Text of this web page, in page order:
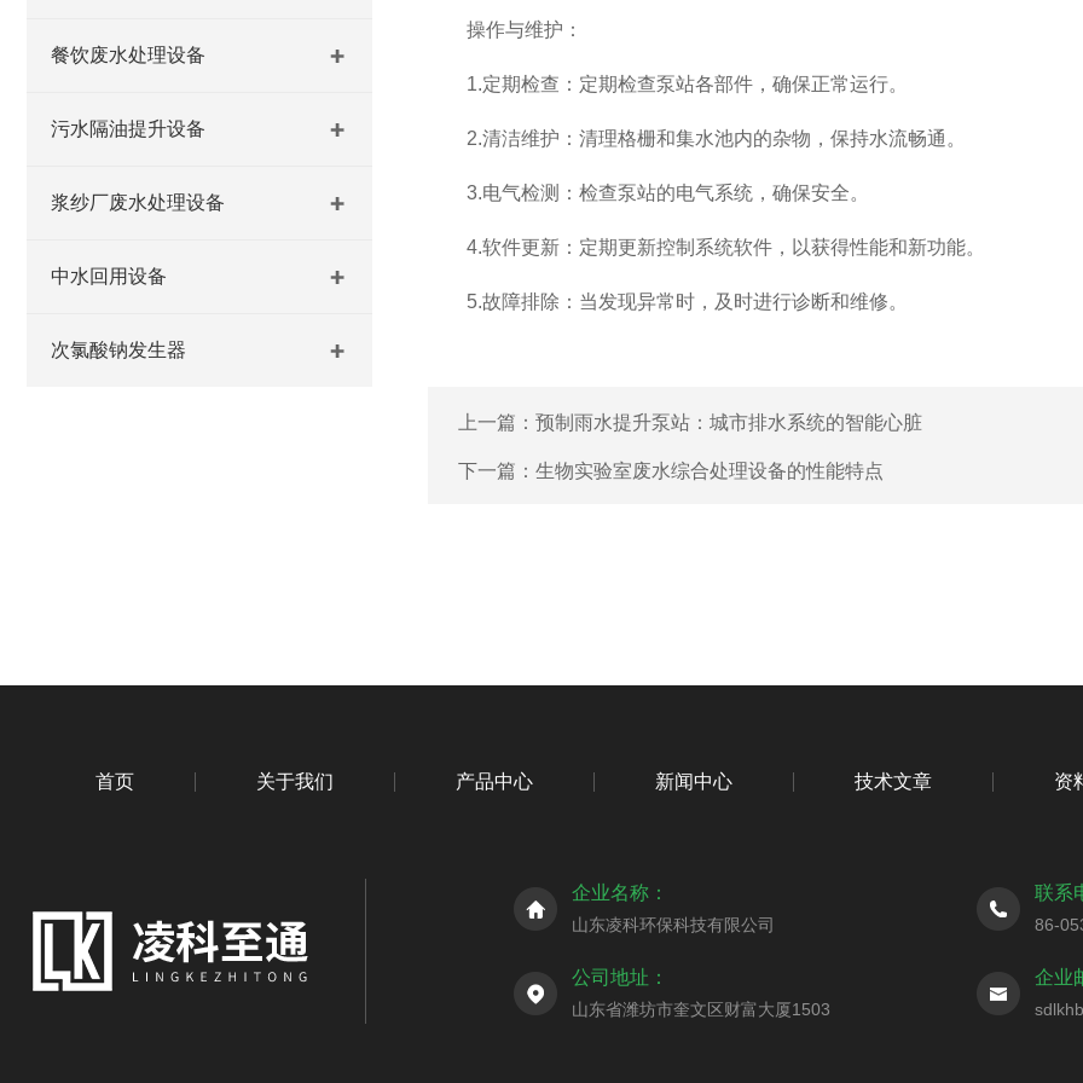
餐饮废水处理设备
污水隔油提升设备
浆纱厂废水处理设备
中水回用设备
次氯酸钠发生器
操作与维护：
1.定期检查：定期检查泵站各部件，确保正常运行。
2.清洁维护：清理格栅和集水池内的杂物，保持水流畅通。
3.电气检测：检查泵站的电气系统，确保安全。
4.软件更新：定期更新控制系统软件，以获得性能和新功能。
5.故障排除：当发现异常时，及时进行诊断和维修。
上一篇： 预制雨水提升泵站：城市排水系统的智能心脏
下一篇： 生物实验室废水综合处理设备的性能特点
首页 关于我们 产品中心 新闻中心 技术文章 资
企业名称：
山东凌科环保科技有限公司
联系
86-
公司地址：
山东省潍坊市奎文区财富大厦1503
企业